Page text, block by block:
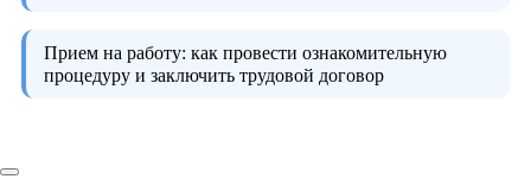
Прием на работу: как провести ознакомительную
процедуру и заключить трудовой договор